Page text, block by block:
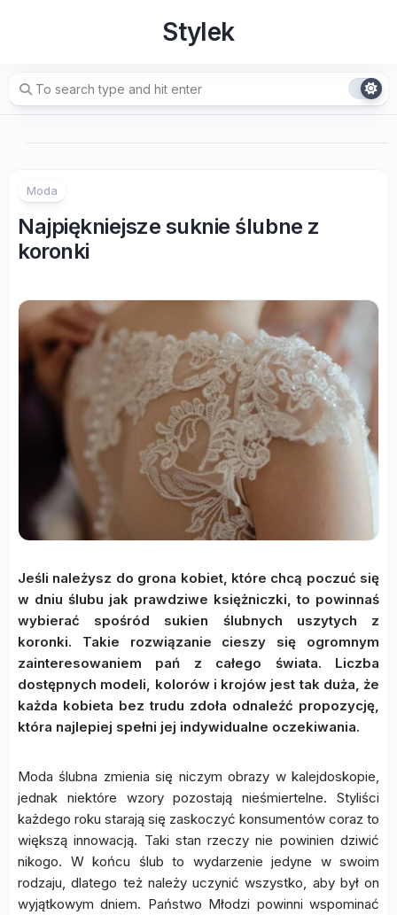
Stylek
Moda
Najpiękniejsze suknie ślubne z
koronki
Jeśli należysz do grona kobiet, które chcą poczuć się
w dniu ślubu jak prawdziwe księżniczki, to powinnaś
wybierać spośród sukien ślubnych uszytych z
koronki. Takie rozwiązanie cieszy się ogromnym
zainteresowaniem pań z całego świata. Liczba
dostępnych modeli, kolorów i krojów jest tak duża, że
każda kobieta bez trudu zdoła odnaleźć propozycję,
która najlepiej spełni jej indywidualne oczekiwania.
Moda ślubna zmienia się niczym obrazy w kalejdoskopie,
jednak niektóre wzory pozostają nieśmiertelne. Styliści
każdego roku starają się zaskoczyć konsumentów coraz to
większą innowacją. Taki stan rzeczy nie powinien dziwić
nikogo. W końcu ślub to wydarzenie jedyne w swoim
rodzaju, dlatego też należy uczynić wszystko, aby był on
wyjątkowym dniem. Państwo Młodzi powinni wspominać